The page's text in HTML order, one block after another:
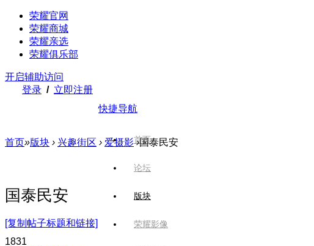
荣耀官网
荣耀商城
荣耀亲选
荣耀俱乐部
开启辅助访问
登录 / 立即注册
快捷导航
首页
论坛
版块
荣耀影像
首页»版块 › 兴趣街区 › 爱摄影 ›国泰民安
国泰民安
[复制帖子标题和链接]
1831